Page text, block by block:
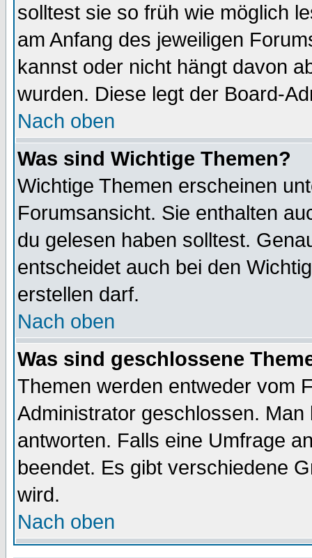
solltest sie so früh wie möglich
am Anfang des jeweiligen
kannst oder nicht hängt davon
wurden. Diese legt der Board-
Nach oben
Was sind Wichtige Themen?
Wichtige Themen erscheinen
Forumsansicht. Sie enthalten
du gelesen haben solltest.
entscheidet auch bei den
erstellen darf.
Nach oben
Was sind geschlossene
Themen werden entweder vom
Administrator geschlossen.
antworten. Falls eine Umfrage
beendet. Es gibt verschiedene
wird.
Nach oben